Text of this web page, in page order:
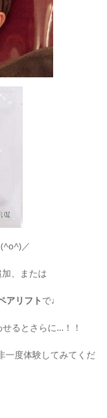
／
、または
アリフトで♩
るとさらに…！！
一度体験してみてくだ